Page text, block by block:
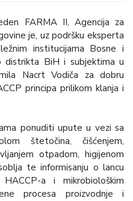
FARMA II, Agencija za
je, uz podršku eksperta
institucijama Bosne i
distrikta BiH i subjektima u
Nacrt Vodiča za dobru
principa prilikom klanja i
ponuditi upute u vezi sa
štetočina, čišćenjem,
otpadom, higijenom
te informisanju o lancu
a i mikrobiološkim
procesa proizvodnje i